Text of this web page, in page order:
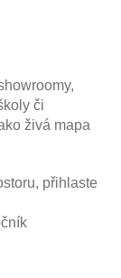
či
živá mapa
přihlaste